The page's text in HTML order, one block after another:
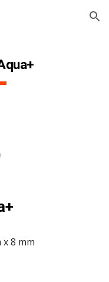
Skip to navigation
x 8 mm